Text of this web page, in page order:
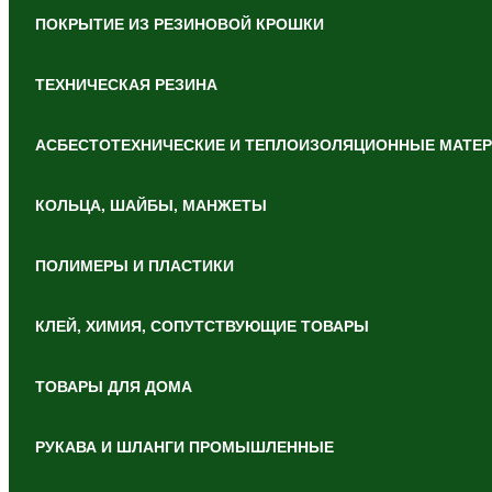
ПОКРЫТИЕ ИЗ РЕЗИНОВОЙ КРОШКИ
ТЕХНИЧЕСКАЯ РЕЗИНА
АСБЕСТОТЕХНИЧЕСКИЕ И ТЕПЛОИЗОЛЯЦИОННЫЕ
КОЛЬЦА, ШАЙБЫ, МАНЖЕТЫ
ПОЛИМЕРЫ И ПЛАСТИКИ
КЛЕЙ, ХИМИЯ, СОПУТСТВУЮЩИЕ ТОВАРЫ
ТОВАРЫ ДЛЯ ДОМА
РУКАВА И ШЛАНГИ ПРОМЫШЛЕННЫЕ